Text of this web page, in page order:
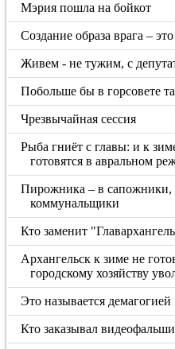
Мэрия пошла на бойкот
Создание образа врага –
Живем - не тужим, с
Побольше бы в горсовете
Чрезвычайная сессия
Рыба гниёт с главы: и к
готовятся в авральном
Пирожника – в сапожники,
коммунальщики
Кто заменит
Архангельск к зиме не
городскому хозяйству
Это называется демагогией
Кто заказывал